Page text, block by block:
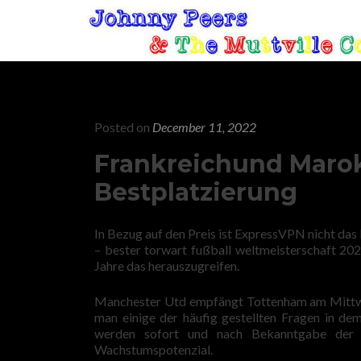
Posted on December 11, 2022
Frankreichund
Bestplatzierung
In Bezug auf den Preis ist ExpressVPN nicht
– bester torwart fußball weltmeisterschaft
Jahre das herauszugreifen.
Manchester Utd empfängt Tottenham am
man einige der häufig gestellten Fragen in
werden sofort und nach Bekanntgabe
Wachstumspotenzial.